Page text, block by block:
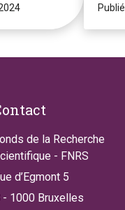
de la Recherche
- FNRS
d’Egmont 5
- 1000 Bruxelles